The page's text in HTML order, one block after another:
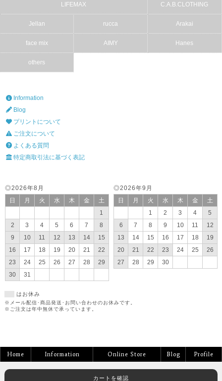
LIFEMAX C.A.B.CLOTHING
Jellan rucca Arakai
face mix AIMY Hanes
others
Information
Blog
プリントについて
ご注文について
よくある質問
特定商取引法に基づく表記
◎2026年9月
日
月 火 水 木 金
土
1
2 3 4
5
6
7 8 9 10 11
12
13
14 15 16 17 18
19
20
21 22 23 24 25
26
27
28 29 30
◎2026年8月
日
月 火 水 木 金
土
1
2
3 4 5 6 7
8
9
10 11 12 13 14
15
16
17 18 19 20 21
22
23
24 25 26 27 28
29
30
31
はお休み
※メール配信･商品発送･お問い合わせのお休みです。
※ご注文は年中無休で承っています。
Home Information Online Store Blog Profile
カートを確認